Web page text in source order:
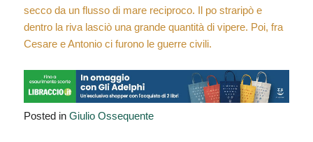
secco da un flusso di mare reciproco. Il po straripò e
dentro la riva lasciò una grande quantità di vipere. Poi, fra
Cesare e Antonio ci furono le guerre civili.
Posted in Giulio Ossequente